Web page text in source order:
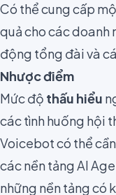
Có thể cung cấp
quả cho các doanh
động tổng đài và
Nhược điểm
Mức độ thấu hiểu
các tình huống hội
Voicebot có thể
các nền tảng AI
những nền tảng có